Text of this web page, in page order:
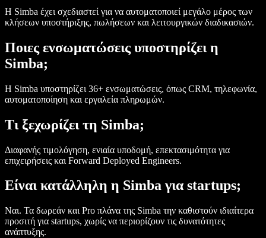
Η Simba έχει σχεδιαστεί για να αυτοματοποιεί μεγάλο μέρος των
κλήσεων υποστήριξης, πωλήσεων και λειτουργικών διαδικασιών.
Ποιες ενσωματώσεις υποστηρίζει η
Simba;
Η Simba υποστηρίζει 36+ ενσωματώσεις, όπως CRM, τηλεφωνία,
αυτοματοποίηση και εργαλεία πληρωμών.
Τι ξεχωρίζει τη Simba;
Διαφανής τιμολόγηση, ενιαία υποδομή, επεκτασιμότητα για
επιχειρήσεις και Forward Deployed Engineers.
Είναι κατάλληλη η Simba για startups;
Ναι. Τα δωρεάν και Pro πλάνα της Simba την καθιστούν ιδιαίτερα
προσιτή για startups, χωρίς να περιορίζουν τις δυνατότητες
ανάπτυξης.